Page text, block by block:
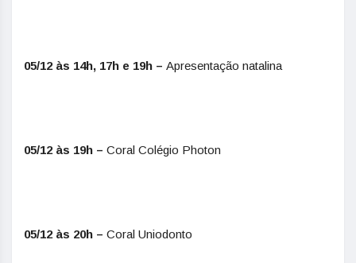
05/12 às 14h, 17h e 19h – Apresentação natalina
05/12 às 19h – Coral Colégio Photon
05/12 às 20h – Coral Uniodonto